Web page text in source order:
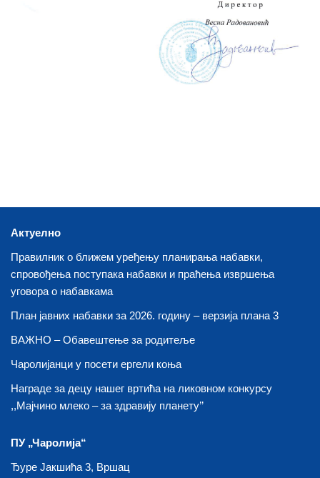
Актуелно
Правилник о ближем уређењу планирања набавки,
спровођења поступака набавки и праћења извршења
уговора о набавкама
План јавних набавки за 2026. годину – верзија плана 3
ВАЖНО – Обавештење за родитеље
Чаролијанци у посети ергели коња
Награде за децу нашег вртића на ликовном конкурсу
,,Мајчино млеко – за здравију планету’’
ПУ „Чаролија“
Ђуре Јакшића 3, Вршац